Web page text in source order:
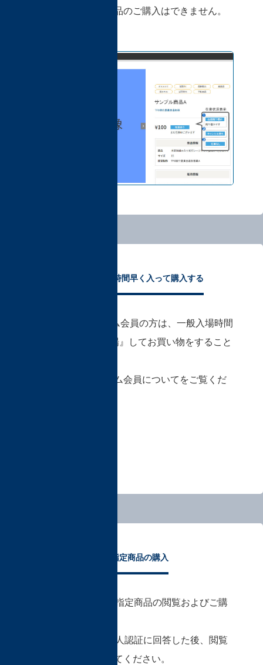
残念ながら、この商品のご購入はできません。
一般入場より1時間早く入って購入する
ホビマ・Sプレミアム会員の方は、一般入場時間
より『1時間早く入場』してお買い物をすること
詳しくは、プレミアム会員についてをご覧くだ
成人指定商品の購入
18歳未満の方の成人指定商品の閲覧およびご購
18歳以上の方は、成人認証に回答した後、閲覧
およびご購入を行ってください。